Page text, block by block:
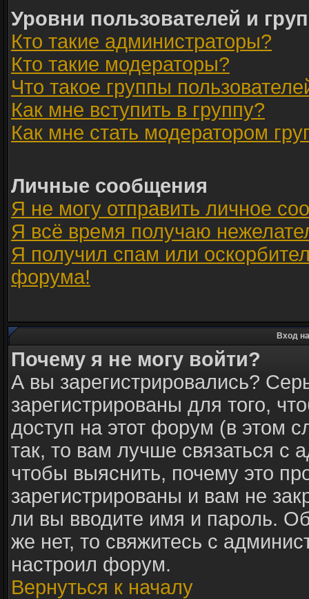
Уровни пользователей и
Кто такие администраторы?
Кто такие модераторы?
Что такое группы
Как мне вступить в группу?
Как мне стать модератором
Личные сообщения
Я не могу отправить личное
Я всё время получаю
Я получил спам или
форума!
Вход
Почему я не могу войти?
А вы зарегистрировались?
зарегистрированы для того,
доступ на этот форум (в этом
так, то вам лучше связаться с
чтобы выяснить, почему это
зарегистрированы и вам не
ли вы вводите имя и пароль.
же нет, то свяжитесь с
настроил форум.
Вернуться к началу